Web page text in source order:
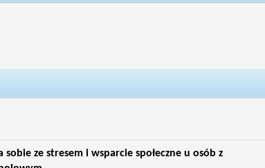
sobie ze stresem i wsparcie społeczne u osób z